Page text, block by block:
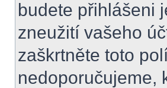
budete přihlášeni
zneužití vašeho
zaškrtněte toto
nedoporučujeme,